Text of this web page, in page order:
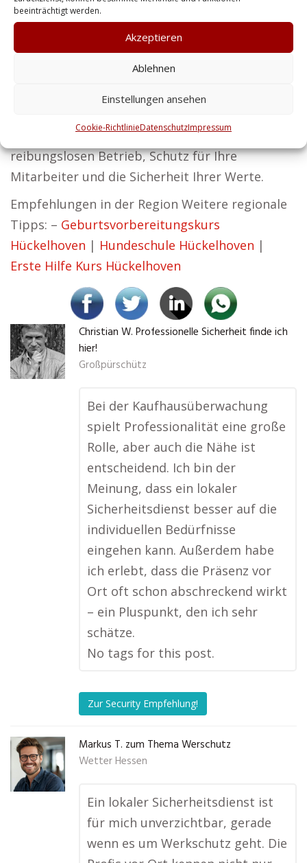
beeinträchtigt werden.
Akzeptieren
Ablehnen
Einstellungen ansehen
Cookie-RichtlinieDatenschutzImpressum
sind.
Auch Privatkunden finden bei uns den
passenden Schutz. Personenschutz und
Gebäudesicherung stehen im Fokus unserer
Angebote. Wir sehen Sicherheit als Fundament
Dienstleistungen garantieren einen
reibungslosen Betrieb, Schutz für Ihre
Mitarbeiter und die Sicherheit Ihrer Werte.
Empfehlungen in der Region Weitere regionale
Tipps: – Geburtsvorbereitungskurs
Hückelhoven | Hundeschule Hückelhoven |
Erste Hilfe Kurs Hückelhoven
Christian W. Professionelle Sicherheit finde ich
hier!
Großpürschütz
Bei der Kaufhausüberwachung
spielt Professionalität eine große
Rolle, aber auch die Nähe ist
entscheidend. Ich bin der
Meinung, dass ein lokaler
Sicherheitsdienst besser auf die
individuellen Bedürfnisse
eingehen kann. Außerdem habe
ich erlebt, dass die Präsenz vor
Ort oft schon abschreckend wirkt
– ein Pluspunkt, den ich sehr
schätze.
No tags for this post.
Zur Security Empfehlung!
Markus T. zum Thema Werschutz
Wetter Hessen
Ein lokaler Sicherheitsdienst ist
für mich unverzichtbar, gerade
wenn es um Werkschutz geht. Die